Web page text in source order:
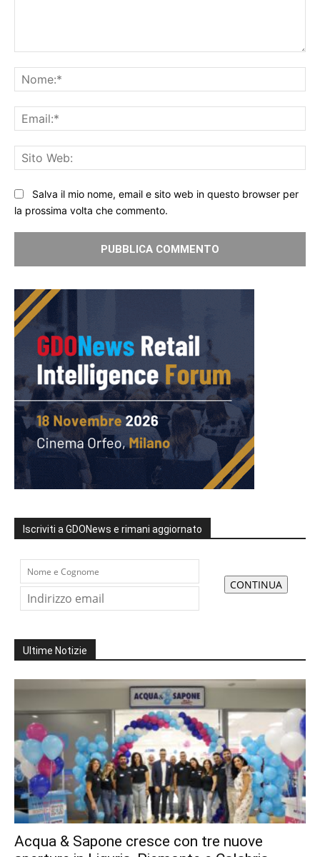
Salva il mio nome, email e sito web in questo browser per
la prossima volta che commento.
Iscriviti a GDONews e rimani aggiornato
Ultime Notizie
Acqua & Sapone cresce con tre nuove